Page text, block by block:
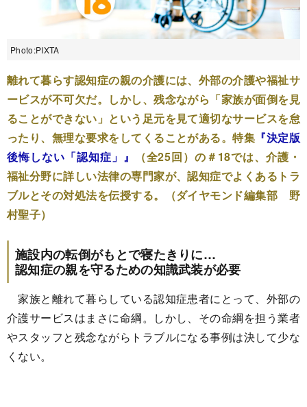
Photo:PIXTA
離れて暮らす認知症の親の介護には、外部の介護や福祉サ
ービスが不可欠だ。しかし、残念ながら「家族が面倒を見
ることができない」という足元を見て適切なサービスを怠
ったり、無理な要求をしてくることがある。特集 『決定版
後悔しない「認知症」』
（全25回）の＃18では、介護・
福祉分野に詳しい法律の専門家が、認知症でよくあるトラ
ブルとその対処法を伝授する。（ダイヤモンド編集部 野
村聖子）
施設内の転倒がもとで寝たきりに…
認知症の親を守るための知識武装が必要
家族と離れて暮らしている認知症患者にとって、外部の
介護サービスはまさに命綱。しかし、その命綱を担う業者
やスタッフと残念ながらトラブルになる事例は決して少な
くない。